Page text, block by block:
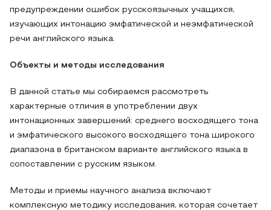
предупреждении ошибок русскоязычных учащихся,
изучающих интонацию эмфатической и неэмфатической
речи английского языка.
Объекты и методы исследования
В данной статье мы собираемся рассмотреть
характерные отличия в употреблении двух
интонационных завершений: среднего восходящего тона
и эмфатического высокого восходящего тона широкого
диапазона в британском варианте английского языка в
сопоставлении с русским языком.
Методы и приемы научного анализа включают
комплексную методику исследования, которая сочетает